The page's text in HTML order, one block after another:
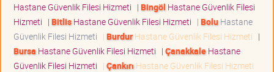
Hastane Güvenlik Filesi Hizmeti | Bingöl Hastane Güvenlik Filesi
Hizmeti | BitlisHastane Güvenlik Filesi Hizmeti | BoluHastane
Güvenlik Filesi Hizmeti | BurdurHastane Güvenlik Filesi Hizmeti |
Bursa Hastane Güvenlik Filesi Hizmeti | ÇanakkaleHastane
Güvenlik Filesi Hizmeti | Çankırı Hastane Güvenlik Filesi Hizmeti